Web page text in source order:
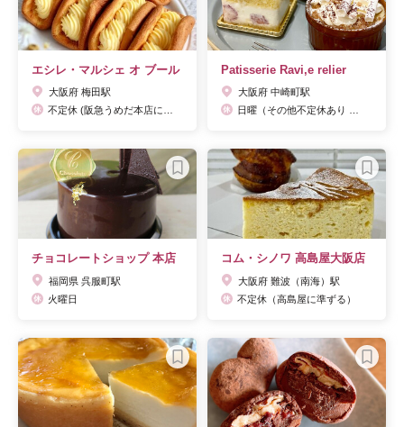
エシレ・マルシェ オ ブール
大阪府 梅田駅
Patisserie Ravi,e relier
大阪府 中崎町駅
チョコレートショップ 本店
福岡県 呉服町駅
火曜日
コム・シノワ 高島屋大阪店
大阪府 難波（南海）駅
不定休（高島屋に準ずる）